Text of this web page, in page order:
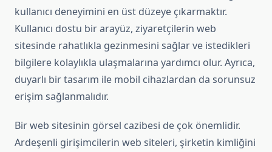
kullanıcı deneyimini en üst düzeye çıkarmaktır.
Kullanıcı dostu bir arayüz, ziyaretçilerin web
sitesinde rahatlıkla gezinmesini sağlar ve istedikleri
bilgilere kolaylıkla ulaşmalarına yardımcı olur. Ayrıca,
duyarlı bir tasarım ile mobil cihazlardan da sorunsuz
erişim sağlanmalıdır.
Bir web sitesinin görsel cazibesi de çok önemlidir.
Ardeşenli girişimcilerin web siteleri, şirketin kimliğini